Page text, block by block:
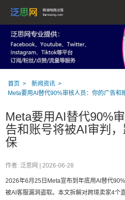
首页
新闻资讯
Meta要用AI替代90%审核人员：你的广告和
Meta要用AI替代90%
告和账号将被AI审判
保
作者: 泛思网 | 2026-06-28
2026年6月25日Meta宣布到年底用AI替代
被AI客服漏洞盗取。本文拆解对跨境卖家4